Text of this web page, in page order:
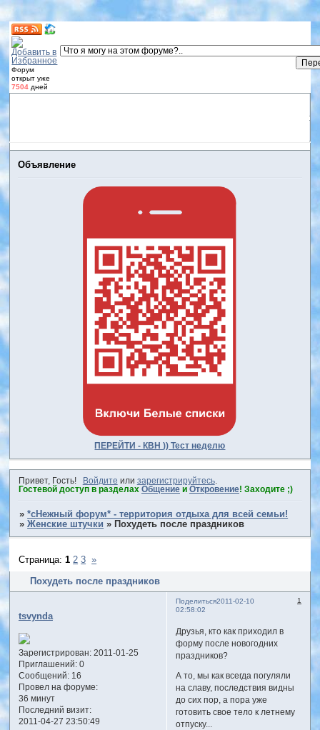
Форум
открыт уже
7504 дней
Объявление
ПЕРЕЙТИ - КВН )) Тест неделю
Привет, Гость! Войдите или зарегистрируйтесь.
Гостевой доступ в разделах Общениеи Откровение! Заходите ;)
»*сНежный форум* - территория отдыха для всей семьи!
»Женские штучки » Похудеть после праздников
Похудеть после праздников
Страница:1 2 3 »
Поделиться 1
2011-02-10
02:58:02
tsvynda
Зарегистрирован: 2011-01-25
Приглашений:0
Сообщений:16
Провел на форуме:
36 минут
Последний визит:
2011-04-27 23:50:49
Друзья, кто как приходил в
форму после новогодних
праздников?
А то, мы как всегда погуляли
на славу, последствия видны
до сих пор, а пора уже
готовить свое тело к летнему
отпуску...